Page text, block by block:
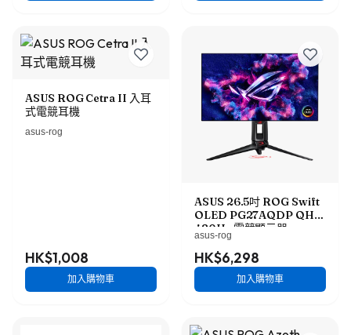
ASUS ROG Cetra II 入耳
式電競耳機
asus-rog
HK$1,008
加入購物車
ASUS 26.5吋 ROG Swift
OLED PG27AQDP QHD
480Hz 電競顯示器
asus-rog
HK$6,298
加入購物車